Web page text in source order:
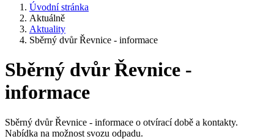
Úvodní stránka
Aktuálně
Aktuality
Sběrný dvůr Řevnice - informace
Sběrný dvůr Řevnice -
informace
Sběrný dvůr Řevnice - informace o otvírací době a kontakty.
Nabídka na možnost svozu odpadu.